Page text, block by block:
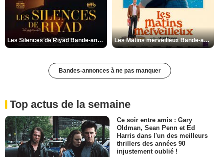
Les Silences de Riyad Bande-annonce VO STFR Les Matins merveilleux Bande-annonce VF
Bandes-annonces à ne pas manquer
Top actus de la semaine
Ce soir entre amis : Gary
Oldman, Sean Penn et Ed
Harris dans l'un des meilleurs
thrillers des années 90
injustement oublié !